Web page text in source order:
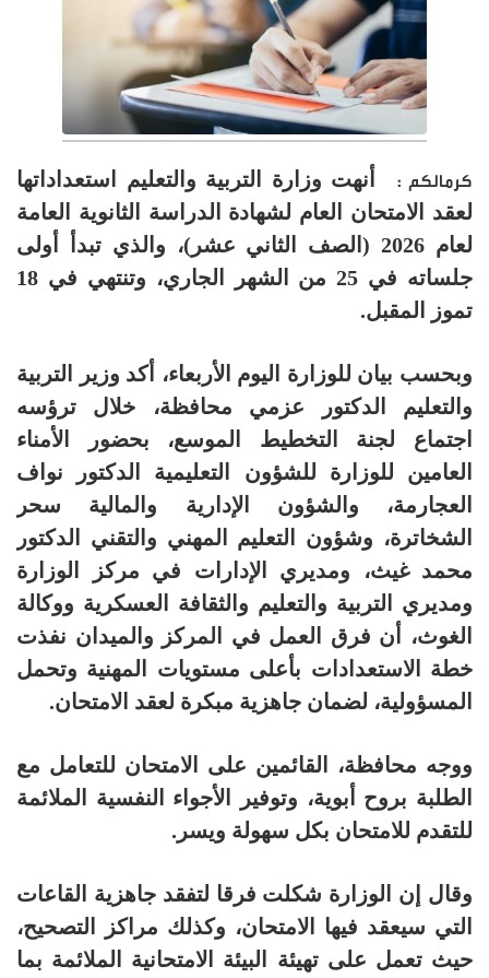
كرمالكم :
أنهت وزارة التربية والتعليم استعداداتها
لعقد الامتحان العام لشهادة الدراسة الثانوية العامة
لعام 2026 (الصف الثاني عشر)، والذي تبدأ أولى
جلساته في 25 من الشهر الجاري، وتنتهي في 18
تموز المقبل.
وبحسب بيان للوزارة اليوم الأربعاء، أكد وزير التربية
والتعليم الدكتور عزمي محافظة، خلال ترؤسه
اجتماع لجنة التخطيط الموسع، بحضور الأمناء
العامين للوزارة للشؤون التعليمية الدكتور نواف
العجارمة، والشؤون الإدارية والمالية سحر
الشخاترة، وشؤون التعليم المهني والتقني الدكتور
محمد غيث، ومديري الإدارات في مركز الوزارة
ومديري التربية والتعليم والثقافة العسكرية ووكالة
الغوث، أن فرق العمل في المركز والميدان نفذت
خطة الاستعدادات بأعلى مستويات المهنية وتحمل
المسؤولية، لضمان جاهزية مبكرة لعقد الامتحان.
ووجه محافظة، القائمين على الامتحان للتعامل مع
الطلبة بروح أبوية، وتوفير الأجواء النفسية الملائمة
للتقدم للامتحان بكل سهولة ويسر.
وقال إن الوزارة شكلت فرقا لتفقد جاهزية القاعات
التي سيعقد فيها الامتحان، وكذلك مراكز التصحيح،
حيث تعمل على تهيئة البيئة الامتحانية الملائمة بما